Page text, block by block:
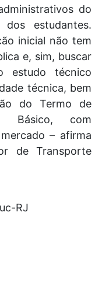
do
estudantes.
inicial não tem
e, sim, buscar
estudo técnico
técnica, bem
do Termo de
Básico, com
– afirma
de Transporte
RJ